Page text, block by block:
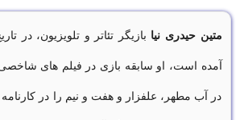
متین حیدری نیا
آمده است، او سابقه بازی در فیلم های
در آب مطهر، علفزار و هفت و نیم را در